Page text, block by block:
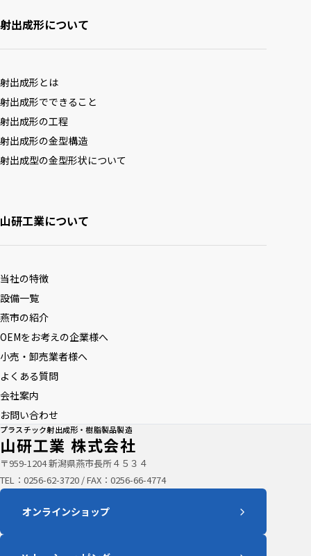
射出成形について
射出成形とは
射出成形でできること
射出成形の工程
射出成形の金型構造
射出成型の金型形状について
山研工業について
当社の特徴
設備一覧
燕市の紹介
OEMをお考えの企業様へ
小売・卸売業者様へ
よくある質問
会社案内
お問い合わせ
プラスチック射出成形・樹脂製品製造
山研工業 株式会社
〒959-1204 新潟県燕市長所４５３４
TEL： 0256-62-3720 / FAX：0256-66-4774
オンラインショップ